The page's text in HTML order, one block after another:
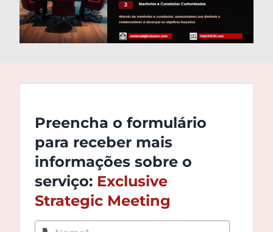
Preencha o formulário
para receber mais
informações sobre o
serviço: Exclusive
Strategic Meeting
Nome